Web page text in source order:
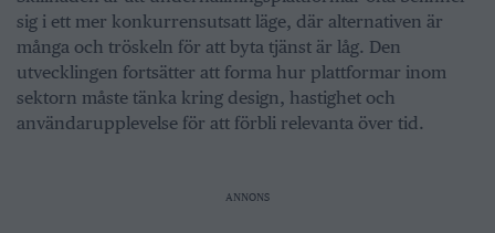
sig i ett mer konkurrensutsatt läge, där alternativen är
många och tröskeln för att byta tjänst är låg. Den
utvecklingen fortsätter att forma hur plattformar inom
sektorn måste tänka kring design, hastighet och
användarupplevelse för att förbli relevanta över tid.
ANNONS